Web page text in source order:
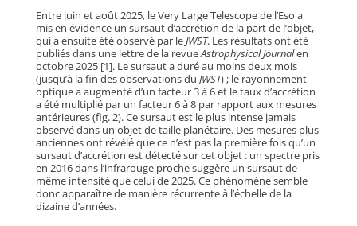
Entre juin et août 2025, le Very Large Telescope de l’Eso a
mis en évidence un sursaut d’accrétion de la part de l’objet,
qui a ensuite été observé par leJWST. Les résultats ont été
publiés dans une lettre de la revueAstrophysical Journalen
octobre 2025 [1]. Le sursaut a duré au moins deux mois
(jusqu’à la fin des observations du JWST) ; le rayonnement
optique a augmenté d’un facteur 3 à 6 et le taux d’accrétion
a été multiplié par un facteur 6 à 8 par rapport aux mesures
antérieures (fig. 2). Ce sursaut est le plus intense jamais
observé dans un objet de taille planétaire. Des mesures plus
anciennes ont révélé que ce n’est pas la première fois qu’un
sursaut d’accrétion est détecté sur cet objet : un spectre pris
en 2016 dans l’infrarouge proche suggère un sursaut de
même intensité que celui de 2025. Ce phénomène semble
donc apparaître de manière récurrente à l’échelle de la
dizaine d’années.